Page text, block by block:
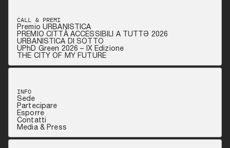
CALL & PREMI
Premio URBANISTICA
PREMIO CITTÀ ACCESSIBILI A TUTTƏ 2026
URBANISTICA DI SOTTO
UPhD Green 2026 – IX Edizione
THE CITY OF MY FUTURE
INFO
Sede
Partecipare
Esporre
Contatti
Media & Press